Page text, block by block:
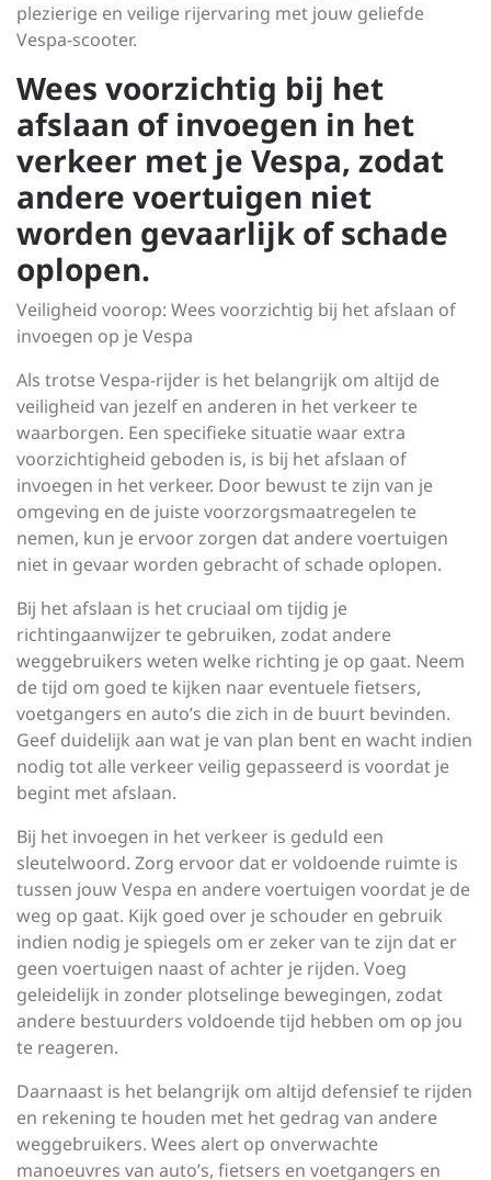
plezierige en veilige rijervaring met jouw geliefde
Vespa-scooter.
Wees voorzichtig bij het
afslaan of invoegen in het
verkeer met je Vespa, zodat
andere voertuigen niet
worden gevaarlijk of schade
oplopen.
Veiligheid voorop: Wees voorzichtig bij het afslaan of
invoegen op je Vespa
Als trotse Vespa-rijder is het belangrijk om altijd de
veiligheid van jezelf en anderen in het verkeer te
waarborgen. Een specifieke situatie waar extra
voorzichtigheid geboden is, is bij het afslaan of
invoegen in het verkeer. Door bewust te zijn van je
omgeving en de juiste voorzorgsmaatregelen te
nemen, kun je ervoor zorgen dat andere voertuigen
niet in gevaar worden gebracht of schade oplopen.
Bij het afslaan is het cruciaal om tijdig je
richtingaanwijzer te gebruiken, zodat andere
weggebruikers weten welke richting je op gaat. Neem
de tijd om goed te kijken naar eventuele fietsers,
voetgangers en auto’s die zich in de buurt bevinden.
Geef duidelijk aan wat je van plan bent en wacht indien
nodig tot alle verkeer veilig gepasseerd is voordat je
begint met afslaan.
Bij het invoegen in het verkeer is geduld een
sleutelwoord. Zorg ervoor dat er voldoende ruimte is
tussen jouw Vespa en andere voertuigen voordat je de
weg op gaat. Kijk goed over je schouder en gebruik
indien nodig je spiegels om er zeker van te zijn dat er
geen voertuigen naast of achter je rijden. Voeg
geleidelijk in zonder plotselinge bewegingen, zodat
andere bestuurders voldoende tijd hebben om op jou
te reageren.
Daarnaast is het belangrijk om altijd defensief te rijden
en rekening te houden met het gedrag van andere
weggebruikers. Wees alert op onverwachte
manoeuvres van auto’s, fietsers en voetgangers en